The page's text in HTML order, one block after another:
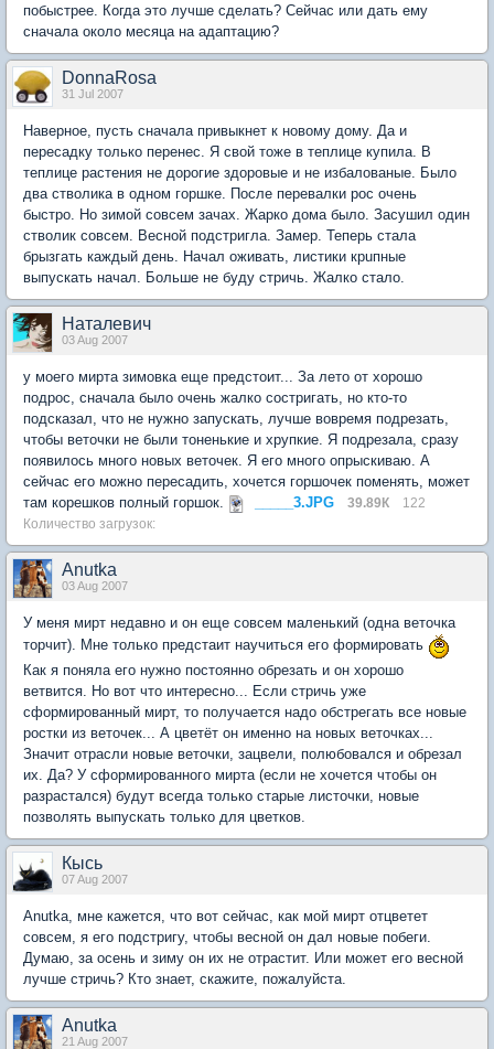
побыстрее. Когда это лучше сделать? Сейчас или дать ему
сначала около месяца на адаптацию?
DonnaRosa
31 Jul 2007
Наверное, пусть сначала привыкнет к новому дому. Да и
пересадку только перенес. Я свой тоже в теплице купила. В
теплице растения не дорогие здоровые и не избалованые. Было
два стволика в одном горшке. После перевалки рос очень
быстро. Но зимой совсем зачах. Жарко дома было. Засушил один
стволик совсем. Весной подстригла. Замер. Теперь стала
брызгать каждый день. Начал оживать, листики крuпные
выпускать начал. Больше не буду стричь. Жалко стало.
Наталевич
03 Aug 2007
у моего мирта зимовка еще предстоит... За лето от хорошо
подрос, сначала было очень жалко состригать, но кто-то
подсказал, что не нужно запускать, лучше вовремя подрезать,
чтобы веточки не были тоненькие и хрупкие. Я подрезала, сразу
появилось много новых веточек. Я его много опрыскиваю. А
сейчас его можно пересадить, хочется горшочек поменять, может
там корешков полный горшок.
_____3.JPG 39.89К
122
Количество загрузок:
Anutka
03 Aug 2007
У меня мирт недавно и он еще совсем маленький (одна веточка
торчит). Мне только предстаит научиться его формировать
Как я поняла его нужно постоянно обрезать и он хорошо
ветвится. Но вот что интересно... Если стричь уже
сформированный мирт, то получается надо обстрегать все новые
ростки из веточек... А цветёт он именно на новых веточках...
Значит отрасли новые веточки, зацвели, полюбовался и обрезал
их. Да? У сформированного мирта (если не хочется чтобы он
разрастался) будут всегда только старые листочки, новые
позволять выпускать только для цветков.
Кысь
07 Aug 2007
Anutka, мне кажется, что вот сейчас, как мой мирт отцветет
совсем, я его подстригу, чтобы весной он дал новые побеги.
Думаю, за осень и зиму он их не отрастит. Или может его весной
лучше стричь? Кто знает, скажите, пожалуйста.
Anutka
21 Aug 2007